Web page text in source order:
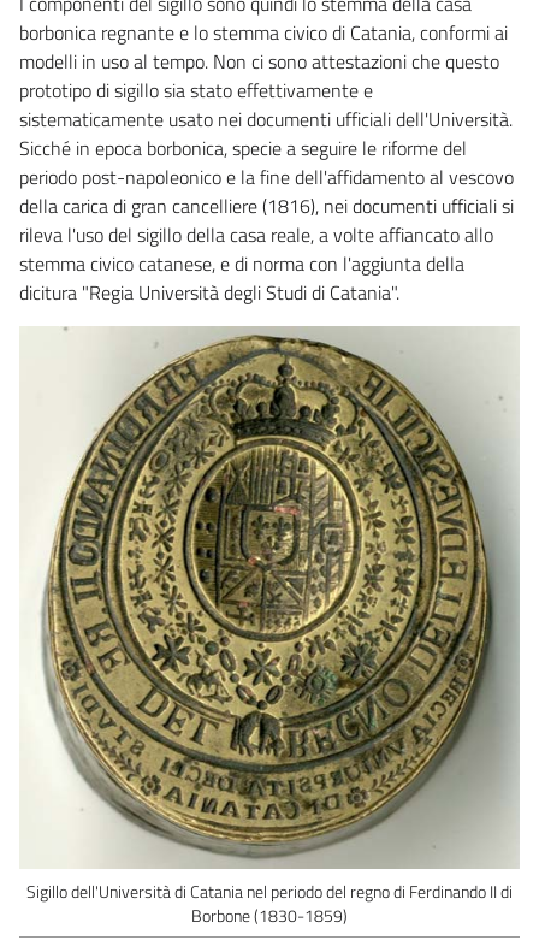
borbonica regnante e lo stemma civico di Catania, conformi ai
modelli in uso al tempo. Non ci sono attestazioni che questo
prototipo di sigillo sia stato effettivamente e
sistematicamente usato nei documenti ufficiali dell'Università.
Sicché in epoca borbonica, specie a seguire le riforme del
periodo post-napoleonico e la fine dell'affidamento al vescovo
della carica di gran cancelliere (1816), nei documenti ufficiali si
rileva l'uso del sigillo della casa reale, a volte affiancato allo
stemma civico catanese, e di norma con l'aggiunta della
dicitura "Regia Università degli Studi di Catania".
Sigillo dell'Università di Catania nel periodo del regno di Ferdinando II di
Borbone (1830-1859)